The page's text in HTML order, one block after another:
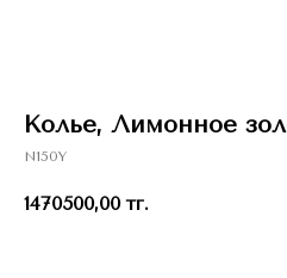
Колье, Лимонное
N150Y
1470500,00 тг.